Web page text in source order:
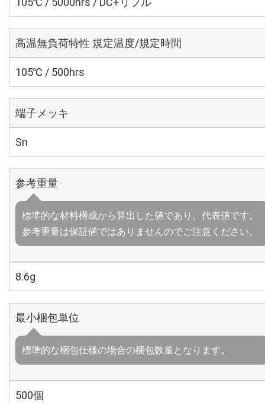
高温無負荷特性 規定温度/規定時間
105℃ / 500hrs
端子メッキ
Sn
参考重量
標準的な材料構成から算出した値であり、代表値です。
参考重量は保証値ではありませんのでご注意ください。
8.6g
最小梱包単位
標準的な梱包仕様の場合の梱包数量となります。
500個